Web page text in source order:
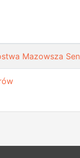
Mazowsza